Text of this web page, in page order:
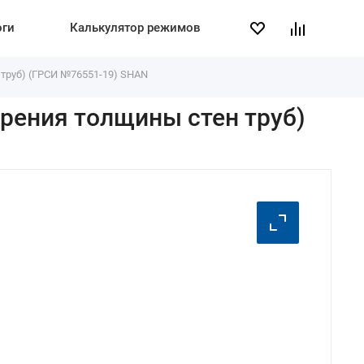
Калькулятор режимов
(ГРСИ №76551-19) SHAN
толщины стен труб)